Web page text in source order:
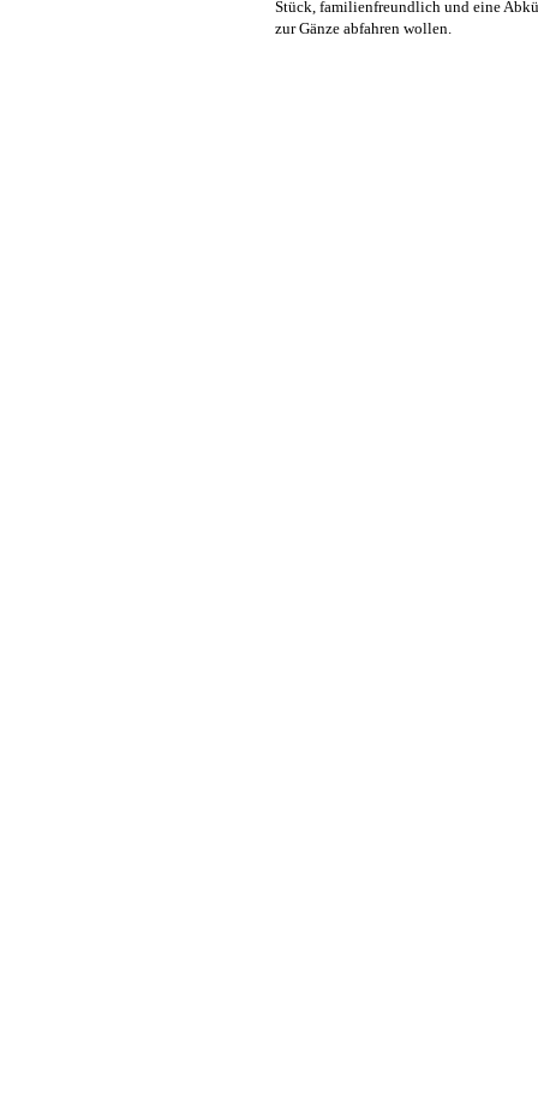
Stück, familienfreundlich und eine
zur Gänze abfahren wollen.